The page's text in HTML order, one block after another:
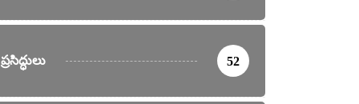
ప్రసిద్ధులు 52